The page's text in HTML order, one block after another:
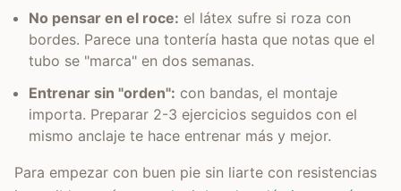
No pensar en el roce: el látex sufre si roza con
bordes. Parece una tontería hasta que notas que el
tubo se "marca" en dos semanas.
Entrenar sin "orden": con bandas, el montaje
importa. Preparar 2-3 ejercicios seguidos con el
mismo anclaje te hace entrenar más y mejor.
Para empezar con buen pie sin liarte con resistencias